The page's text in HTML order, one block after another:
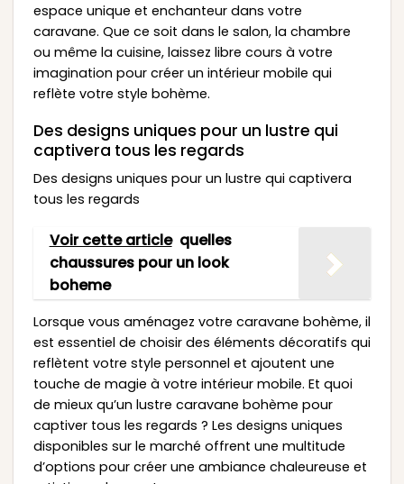
espace unique et enchanteur dans votre
caravane. Que ce soit dans le salon, la chambre
ou même la cuisine, laissez libre cours à votre
imagination pour créer un intérieur mobile qui
reflète votre style bohème.
Des designs uniques pour un lustre qui
captivera tous les regards
Des designs uniques pour un lustre qui captivera
tous les regards
Voir cette article quelles
chaussures pour un look
boheme
Lorsque vous aménagez votre caravane bohème, il
est essentiel de choisir des éléments décoratifs qui
reflètent votre style personnel et ajoutent une
touche de magie à votre intérieur mobile. Et quoi
de mieux qu’un lustre caravane bohème pour
captiver tous les regards ? Les designs uniques
disponibles sur le marché offrent une multitude
d’options pour créer une ambiance chaleureuse et